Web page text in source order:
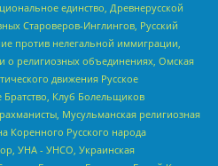
единство, Древнерусской
Староверов-Инглингов, Русский
против нелегальной иммиграции,
о религиозных объединениях, Омская
движения Русское
Клуб Болельщиков
Мусульманская религиозная
Коренного Русского народа
УНА - УНСО, Украинская